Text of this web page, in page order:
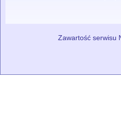
Zawartość serwisu